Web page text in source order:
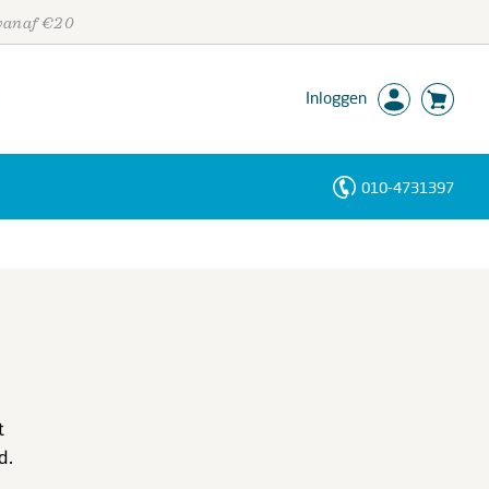
€20
Inloggen
010-4731397
Personen